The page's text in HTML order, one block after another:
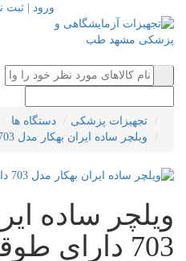
ورود | ثبت
تجهیزات پزشکی
دستگاه ها
ویلچر ساده ایران بهکار مدل 703 دارای طوقه های پلاستیکی
ویلچر ساده
703 دارای